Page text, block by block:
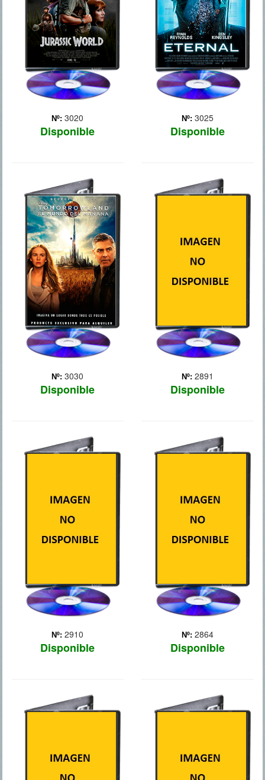
Nº: 3020
Disponible
temático, Jurassic Wold,
con versiones
«domesticadas» de
algunos de los dinosaurios
m... Más
Nº: 3025
Disponible
radical para transferir su
conciencia al cuerpo de un
hombre más joven. Al
princ... Más
Nº: 3030
Disponible
TOMORROWLAND
Unidos por el mismo
destino, una adolescente
inteligente y optimista,
llena de curiosidad
científica, y un antiguo niño
prodigio inventor, hastiado
por las desilusiones, se
embarcan en una p... Más
Nº: 2891
Disponible
famoso interpretando en el
cine a un célebre
Riggan Thomson (Michael
Keaton) trata de darle un
luchando contra su ego,
Nº: 2910
Disponible
dos criminales durante su
creación, Chappie se
adoptiva de una familia tan
inusual como disfuncional.
caso únic... Más
Nº: 2864
Disponible
multimillonario selecciona
a Caleb, un joven
para que pase una semana
en un lugar remoto con el
en un test en el que estará
en el que la Tierra sufre
una creciente
(Antonio Banderas), un
Después de haber
Dragón Smaug en la